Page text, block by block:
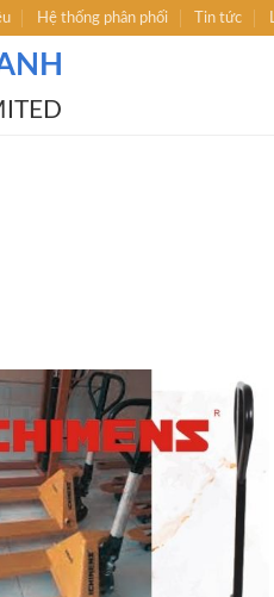
Hệ thống phân phối Tin tức